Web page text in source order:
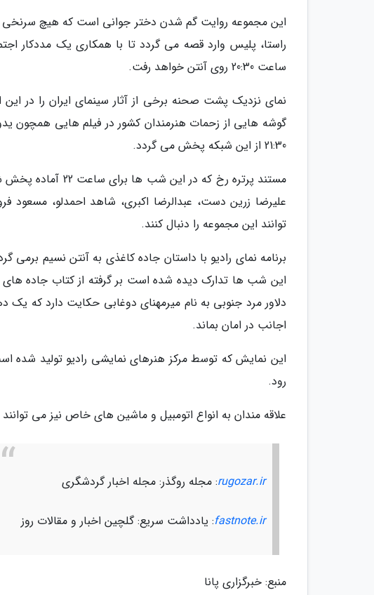
این مجموعه روایت گم شدن دختر جوانی است که هیچ سرنخی
راستا، پلیس وارد قصه می گردد تا با همکاری یک مددکار
ساعت 20:30 روی آنتن خواهد رفت.
نمای نزدیک پشت صحنه برخی از آثار سینمای ایران را در
21:30 از این شبکه پخش می گردد.
مستند پرتره رخ که
علیرضا زرین دست، عبدالرضا اکبری، شاهد احمدلو، مسعود
توانند این مجموعه را دنبال کنند.
برنامه نمای رادیو با داستان جاده کاغذی به آنتن نسیم برمی
این شب ها تدارک دیده شده است بر گرفته از کتاب جاده
دلاور مرد جنوبی به نام میرمهنای دوغابی حکایت دارد که
اجانب در امان بماند.
رود.
علاقه مندان به انواع اتومبیل و ماشین های خاص نیز می توانند هر شب ساعت 23 بیننده تور
rugozar.ir: مجله روگذر: مجله اخبار گردشگری
fastnote.ir: یادداشت سریع: گلچین اخبار و مقالات روز
منبع: خبرگزاری پانا